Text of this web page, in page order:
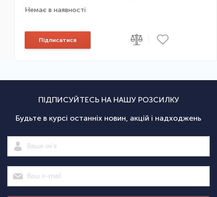
Немає в наявності
Підписатися
ПІДПИСУЙТЕСЬ НА НАШУ РОЗСИЛКУ
Будьте в курсі останніх новин, акцій і надходжень